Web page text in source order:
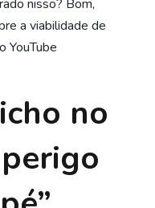
nisso? Bom,
a viabilidade de
YouTube
no